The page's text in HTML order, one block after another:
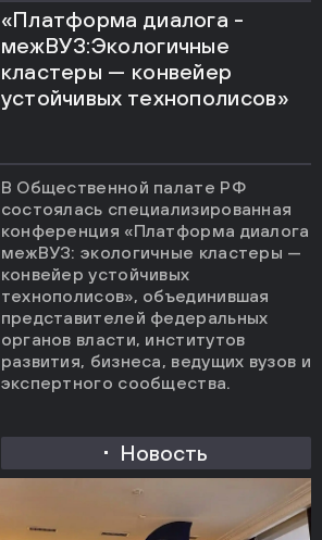
«Платформа диалога -
межВУЗ:Экологичные
кластеры — конвейер
устойчивых технополисов»
В Общественной палате РФ
состоялась специализированная
конференция «Платформа диалога
межВУЗ: экологичные кластеры —
конвейер устойчивых
технополисов», объединившая
представителей федеральных
органов власти, институтов
развития, бизнеса, ведущих вузов и
экспертного сообщества.
Новость